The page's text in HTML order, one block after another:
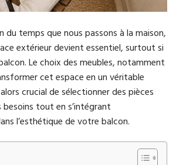
du temps que nous passons à la maison,
extérieur devient essentiel, surtout si
Le choix des meubles, notamment
cet espace en un véritable
crucial de sélectionner des pièces
tout en s’intégrant
l’esthétique de votre balcon.